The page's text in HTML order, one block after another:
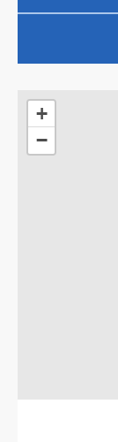
+
−